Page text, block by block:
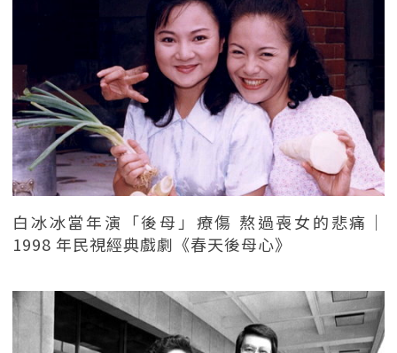
白冰冰當年演「後母」療傷 熬過喪女的悲痛｜
1998 年民視經典戲劇《春天後母心》